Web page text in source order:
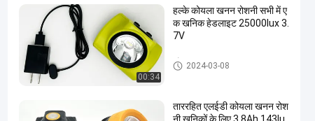
00:34
हल्के कोयला खनन रोशनी सभी में ए
क खनिक हेडलाइट 25000lux 3.
7V
कोयला खनन प्रकाश
2024-03-08
ताररहित एलईडी कोयला खनन रोश